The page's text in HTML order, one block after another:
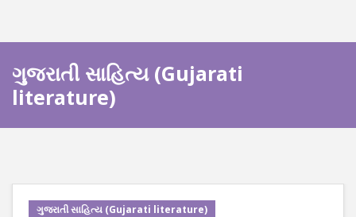
ગુજરાતી સાહિત્ય (Gujarati
literature)
ગુજરાતી સાહિત્ય (Gujarati literature)